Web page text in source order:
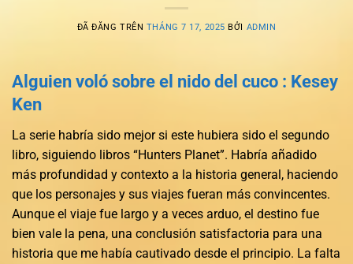
ĐÃ ĐĂNG TRÊN THÁNG 7 17, 2025 BỞI ADMIN
Alguien voló sobre el nido del cuco : Kesey
Ken
La serie habría sido mejor si este hubiera sido el segundo
libro, siguiendo libros “Hunters Planet”. Habría añadido
más profundidad y contexto a la historia general, haciendo
que los personajes y sus viajes fueran más convincentes.
Aunque el viaje fue largo y a veces arduo, el destino fue
bien vale la pena, una conclusión satisfactoria para una
historia que me había cautivado desde el principio. La falta